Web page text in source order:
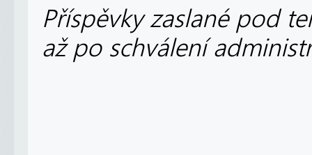
Příspěvky zaslané pod
až po schválení